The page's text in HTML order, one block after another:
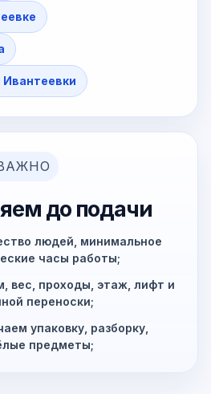
Ивантеевки
до подачи
людей, минимальное
часы работы;
вес, проходы, этаж, лифт и
переноски;
упаковку, разборку,
предметы;